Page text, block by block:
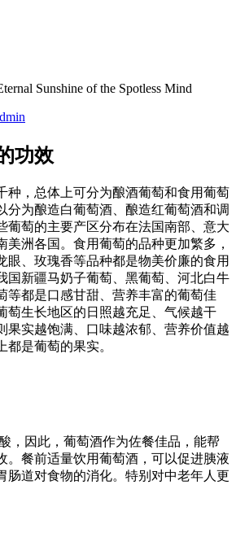
Sunshine of the Spotless Mind
功效
种，总体上可分为酿酒葡萄和食用葡萄
分为酿造白葡萄酒、酿造红葡萄酒和调
葡萄的主要产区分布在法国南部、意大
美洲各国。食用葡萄的品种更加繁多，
眼、玫瑰香等品种都是物美价廉的食用
国新疆马奶子葡萄、黑葡萄、河北白牛
等都是口感甘甜、营养丰富的葡萄佳
萄生长地区的日照越充足、气候越干
果实越饱满、口味越浓郁、营养价值越
是葡萄的果实。
，因此，葡萄酒作为佐餐佳品，能帮
。餐前适量饮用葡萄酒，可以促进胰液
肠道对食物的消化。特别对中老年人更